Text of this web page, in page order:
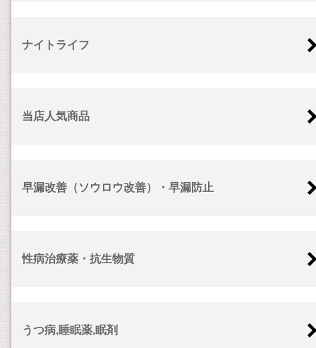
ナイトライフ
当店人気商品
早漏改善（ソウロウ改善）・早漏防止
性病治療薬・抗生物質
うつ病,睡眠薬,眠剤